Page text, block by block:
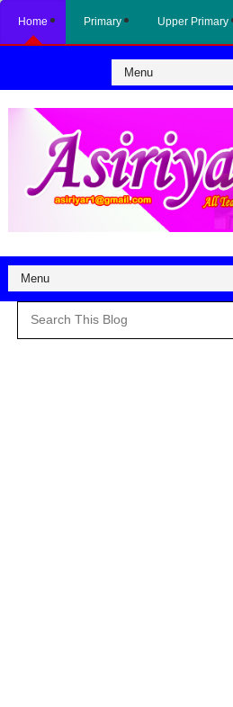
Home Primary Upper Primary